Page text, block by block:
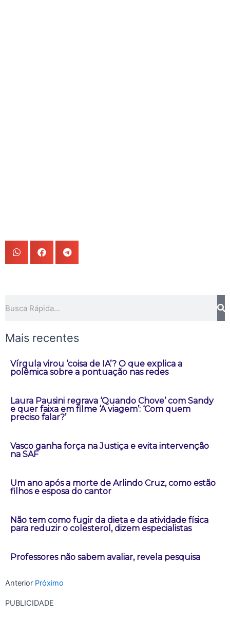
Mais recentes
Vírgula virou ‘coisa de IA’? O que explica a
polêmica sobre a pontuação nas redes
Laura Pausini regrava ‘Quando Chove’ com Sandy
e quer faixa em filme ‘A viagem’: ‘Com quem
preciso falar?’
Vasco ganha força na Justiça e evita intervenção
na SAF
Um ano após a morte de Arlindo Cruz, como estão
filhos e esposa do cantor
Não tem como fugir da dieta e da atividade física
para reduzir o colesterol, dizem especialistas
Professores não sabem avaliar, revela pesquisa
Anterior Próximo
PUBLICIDADE